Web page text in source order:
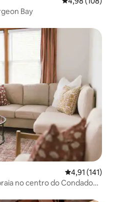
Bay
4,91 de uma
4,91 (141)
no centro do Condado